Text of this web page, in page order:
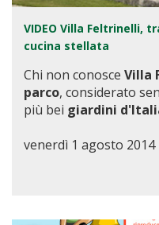
VIDEO Villa Feltrinelli,
cucina stellata
Chi non conosce Villa
parco, considerato
più bei giardini
venerdì 1 agosto 2014